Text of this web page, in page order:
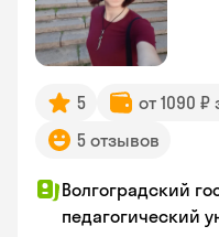
5 от 1090 ₽
5 отзывов
Волгоградский
педагогический